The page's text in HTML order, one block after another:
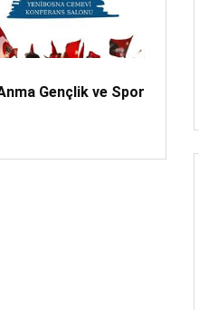
Gençlik ve Spor